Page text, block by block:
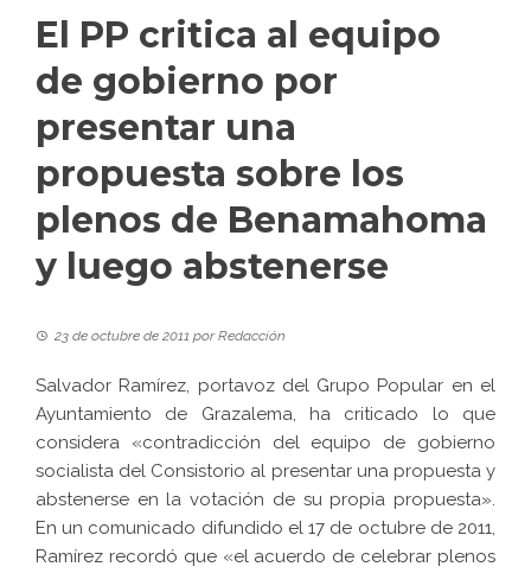
El PP critica al equipo
de gobierno por
presentar una
propuesta sobre los
plenos de Benamahoma
y luego abstenerse
23 de octubre de 2011 porRedacción
Salvador Ramírez, portavoz del Grupo Popular en el
Ayuntamiento de Grazalema, ha criticado lo que
considera «contradicción del equipo de gobierno
socialista del Consistorio al presentar una propuesta y
abstenerse en la votación de su propia propuesta».
En un comunicado difundido el 17 de octubre de 2011,
Ramírez recordó que «el acuerdo de celebrar plenos